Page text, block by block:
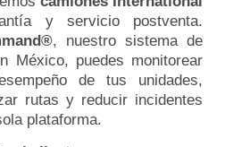
y servicio postventa.
, nuestro sistema de
México, puedes monitorear
de tus unidades,
rutas y reducir incidentes
plataforma.